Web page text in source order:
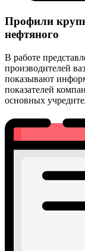
Профили
нефтяного
В работе
производителей
показывают
показателей
основных